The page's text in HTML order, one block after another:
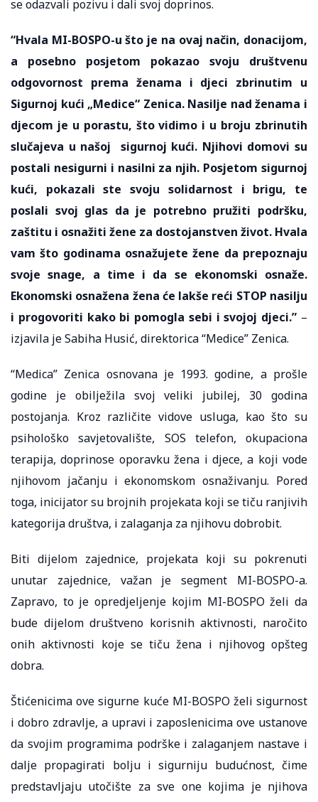
se odazvali pozivu i dali svoj doprinos.
“Hvala MI-BOSPO-u što je na ovaj način, donacijom,
a posebno posjetom pokazao svoju društvenu
odgovornost prema ženama i djeci zbrinutim u
Sigurnoj kući „Medice“ Zenica. Nasilje nad ženama i
djecom je u porastu, što vidimo i u broju zbrinutih
slučajeva u našoj sigurnoj kući. Njihovi domovi su
postali nesigurni i nasilni za njih. Posjetom sigurnoj
kući, pokazali ste svoju solidarnost i brigu, te
poslali svoj glas da je potrebno pružiti podršku,
zaštitu i osnažiti žene za dostojanstven život. Hvala
vam što godinama osnažujete žene da prepoznaju
svoje snage, a time i da se ekonomski osnaže.
Ekonomski osnažena žena će lakše reći STOP nasilju
i progovoriti kako bi pomogla sebi i svojoj djeci.” –
izjavila je Sabiha Husić, direktorica “Medice” Zenica.
“Medica” Zenica osnovana je 1993. godine, a prošle
godine je obilježila svoj veliki jubilej, 30 godina
postojanja. Kroz različite vidove usluga, kao što su
psihološko savjetovalište, SOS telefon, okupaciona
terapija, doprinose oporavku žena i djece, a koji vode
njihovom jačanju i ekonomskom osnaživanju. Pored
toga, inicijator su brojnih projekata koji se tiču ranjivih
kategorija društva, i zalaganja za njihovu dobrobit.
Biti dijelom zajednice, projekata koji su pokrenuti
unutar zajednice, važan je segment MI-BOSPO-a.
Zapravo, to je opredjeljenje kojim MI-BOSPO želi da
bude dijelom društveno korisnih aktivnosti, naročito
onih aktivnosti koje se tiču žena i njihovog opšteg
dobra.
Štićenicima ove sigurne kuće MI-BOSPO želi sigurnost
i dobro zdravlje, a upravi i zaposlenicima ove ustanove
da svojim programima podrške i zalaganjem nastave i
dalje propagirati bolju i sigurniju budućnost, čime
predstavljaju utočište za sve one kojima je njihova